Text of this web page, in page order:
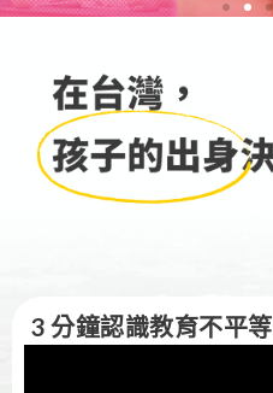
3 分鐘認識教育不平等